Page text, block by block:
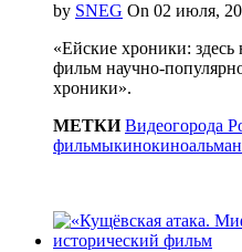
by SNEG On
«Ейские хроники:
фильм научно-
хроники».
МЕТКИВидеогорода
фильмыкино